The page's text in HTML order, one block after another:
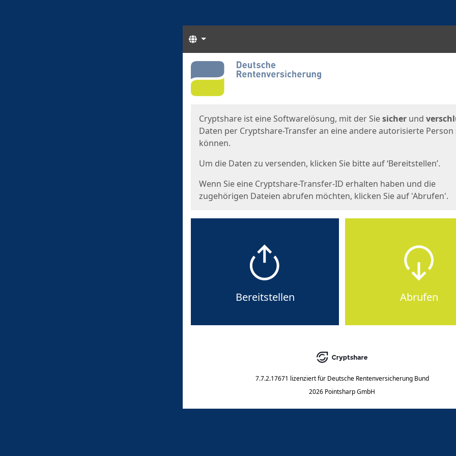
Sprachen
Start
Cryptshare ist eine Softwarelösung, mit der Siesicher und
Daten per Cryptshare-Transfer an eine andere autorisierte Person
können.
Um die Daten zu versenden, klicken Sie bitte auf ‘Bereitstellen’.
Wenn Sie eine Cryptshare-Transfer-ID erhalten haben und die
zugehörigen Dateien abrufen möchten, klicken Sie auf 'Abrufen'.
Bereitstellen Abrufen
7.7.2.17671 lizenziert für Deutsche Rentenversicherung Bund
2026 Pointsharp GmbH